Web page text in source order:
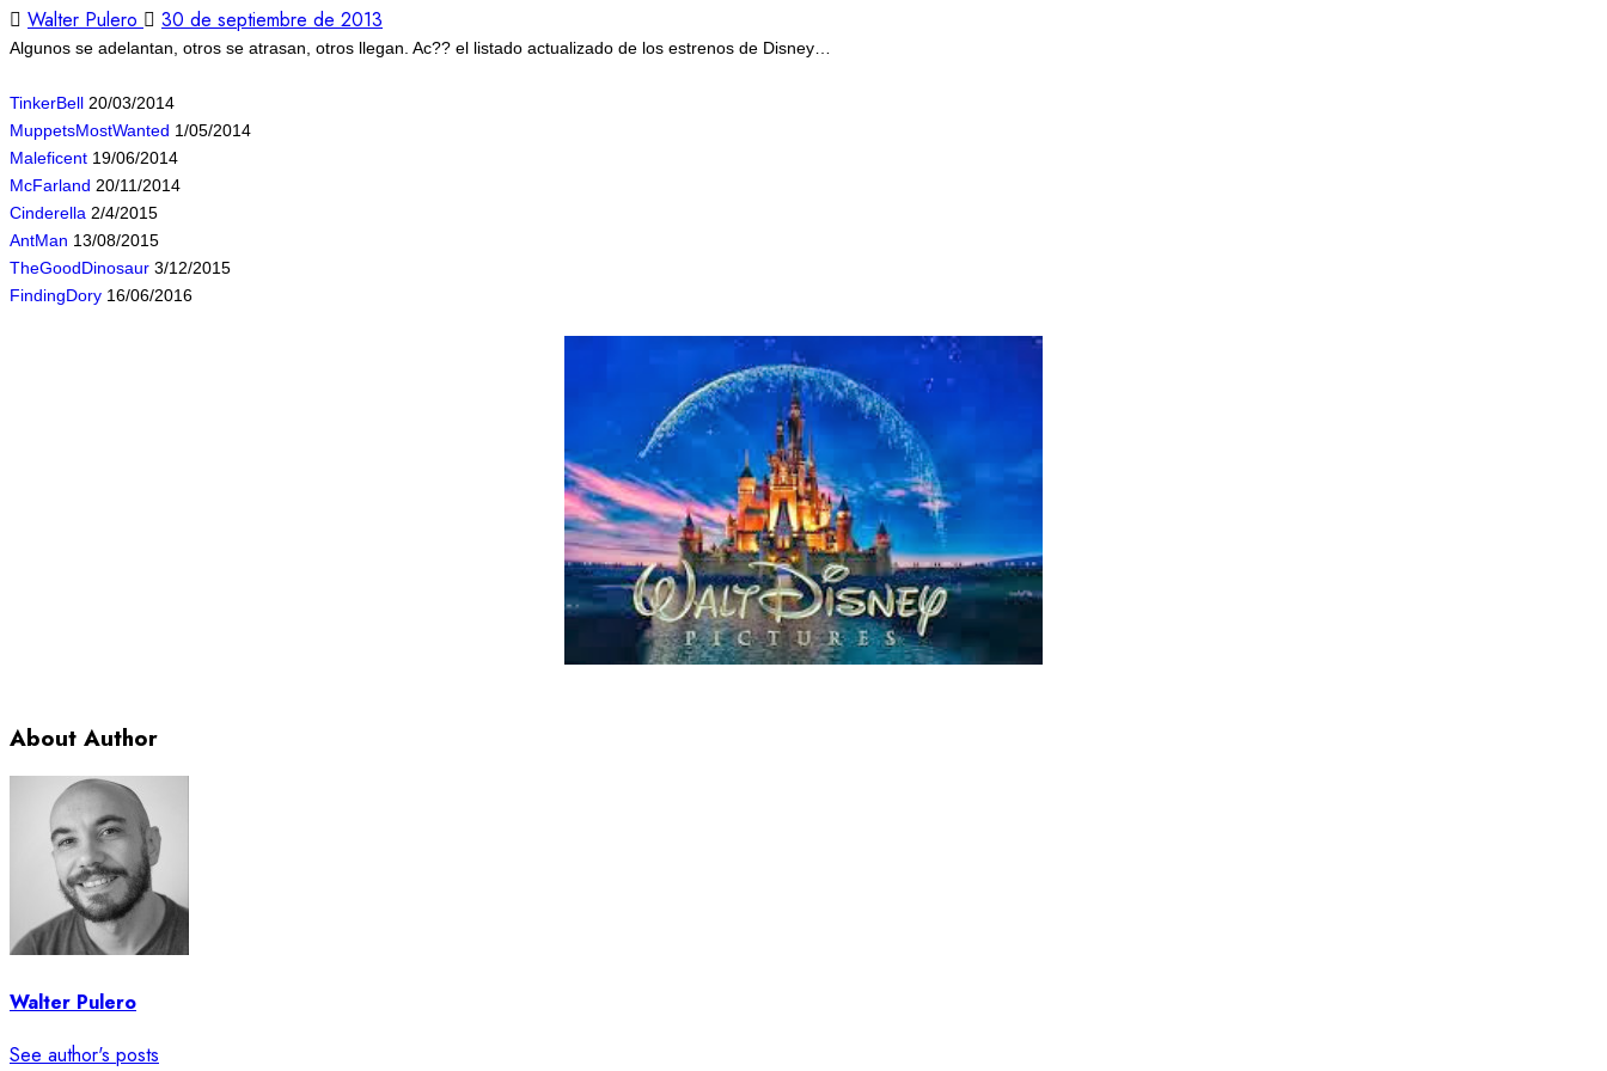
Walter Pulero 30 de septiembre de 2013
Algunos se adelantan, otros se atrasan, otros llegan. Ac?? el listado actualizado de los estrenos de Disney…
TinkerBell 20/03/2014
MuppetsMostWanted 1/05/2014
Maleficent 19/06/2014
McFarland 20/11/2014
Cinderella 2/4/2015
AntMan 13/08/2015
TheGoodDinosaur 3/12/2015
FindingDory 16/06/2016
About Author
Walter Pulero
See author's posts